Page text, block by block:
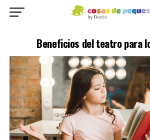
Beneficios del teatro para